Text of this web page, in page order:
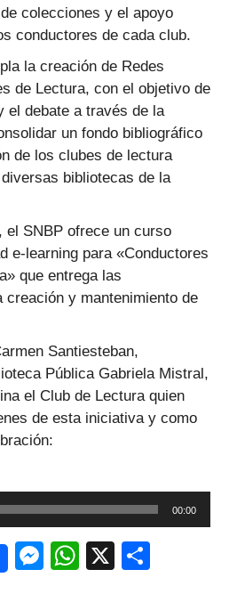
colecciones y el apoyo
conductores de cada club.
la creación de Redes
de Lectura, con el objetivo de
el debate a través de la
un fondo bibliográfico
de los clubes de lectura
bibliotecas de la
el SNBP ofrece un curso
e-learning para «Conductores
que entrega las
creación y mantenimiento de
Santiesteban,
Pública Gabriela Mistral,
el Club de Lectura quien
de esta iniciativa y como
00:00
M W X